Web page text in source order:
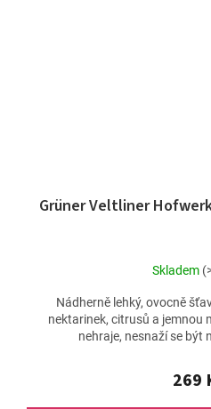
Grüner Veltliner
Skladem
269
Nádherně lehký, ovocně
nektarinek, citrusů a jemnou
nehraje, nesnaží se být